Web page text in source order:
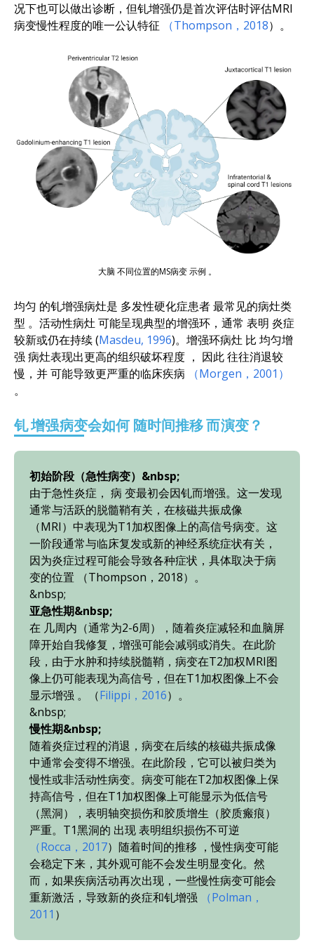
况下也可以做出诊断，但钆增强仍是首次评估时评估MRI
病变慢性程度的唯一公认特征
（Thompson，2018）。
大脑 不同位置的MS病变示例 。
均匀 的钆增强病灶是 多发性硬化症患者最常见的病灶类
型 。 活动性病灶 可能呈现典型的增强环，通常 表明 炎症
较新或仍在持续(Masdeu, 1996)。 增强环病灶 比 均匀增
强 病灶表现出更高的组织破坏程度 ， 因此往往消退较
慢 ，并可能导致更严重的临床疾病
（Morgen，2001）​
。
钆增强病变会如何随时间推移而演变？
初始阶段（急性病变）&nbsp;
由于急性炎症， 病 变最初会因钆而增强。这一发现
通常与活跃的脱髓鞘有关，在核磁共振成像
（MRI）中表现为T1加权图像上的高信号病变。这
一阶段通常与临床复发或新的神经系统症状有关，
因为炎症过程可能会导致各种症状，具体取决于病
变的位置
（Thompson，2018）​。
&nbsp;
亚急性期&nbsp;
在 几周内（通常为2-6周），随着炎症减轻和血脑屏
障开始自我修复，增强可能会减弱或消失。在此阶
段，由于水肿和持续脱髓鞘，病变在T2加权MRI图
像上仍可能表现为高信号，但在T1加权图像上不会
显示增强 。 ​（Filippi，2016）​。
&nbsp;
慢性期&nbsp;
随着炎症过程的消退，病变在后续的核磁共振成像
中通常会变得不增强。在此阶段，它可以被归类为
慢性或非活动性病变。病变可能在T2加权图像上保
持高信号，但在T1加权图像上可能显示为低信号
（黑洞），表明轴突损伤和胶质增生（胶质瘢痕）
严重。T1黑洞的 出现表明组织损伤不可逆
（Rocca，2017） 随着时间的推移 ，慢性病变可能
会稳定下来，其外观可能不会发生明显变化。然
而，如果疾病活动再次出现，一些慢性病变可能会
重新激活，导致新的炎症和钆增强
（Polman，
2011 ）